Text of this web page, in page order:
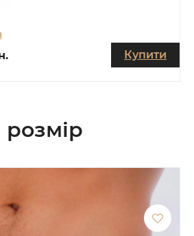
Купити
розмір